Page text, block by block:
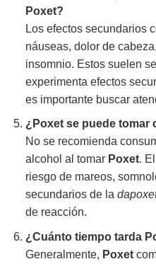
Poxet?
Los efectos secundarios
náuseas, dolor de
insomnio. Estos suelen
experimenta efectos
es importante buscar
¿Poxet se puede tomar
No se recomienda
alcohol al tomar Poxet.
riesgo de mareos,
secundarios de la
de reacción.
¿Cuánto tiempo tarda
Generalmente, Poxet